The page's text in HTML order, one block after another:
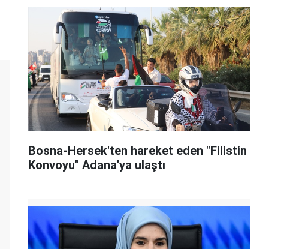
Bosna-Hersek'ten hareket eden "Filistin
Konvoyu" Adana'ya ulaştı